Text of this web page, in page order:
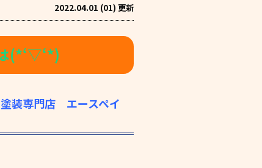
2022.04.01 (01) 更新
(*‘▽‘*)
装専門店 エースペイ